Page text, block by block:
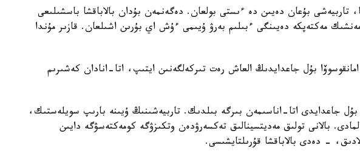
تاربيەشى بۇعان دەيىن دە ءىستى بولعان. دەگەنمەن بۇدان بالاباقشا باسشىلىعى
مەكتەپكە دەيىنگى ءبىلىم بەرۋ ۇيىمى ءۇش اي بۇرىن اشىلعان. قازىر مۇندا
امانقوسوۆا بۇل جاعدايدىڭ العاش رەت تىركەلگەنىن ايتىپ، اتا-انادان كەشىرىم
جاعدايدى اتا-اناسىمەن بىرگە بىلدىك. تاربيەشىنىڭ ۇيىنە بارىپ سويلەستىك،
بالانى تولىق مەديتسينالىق تەكسەرۋدەن وتكىزۋگە كومەكتەسۋگە دايىن
- دەدى بالاباقشا قۇرىلتايشىسى.